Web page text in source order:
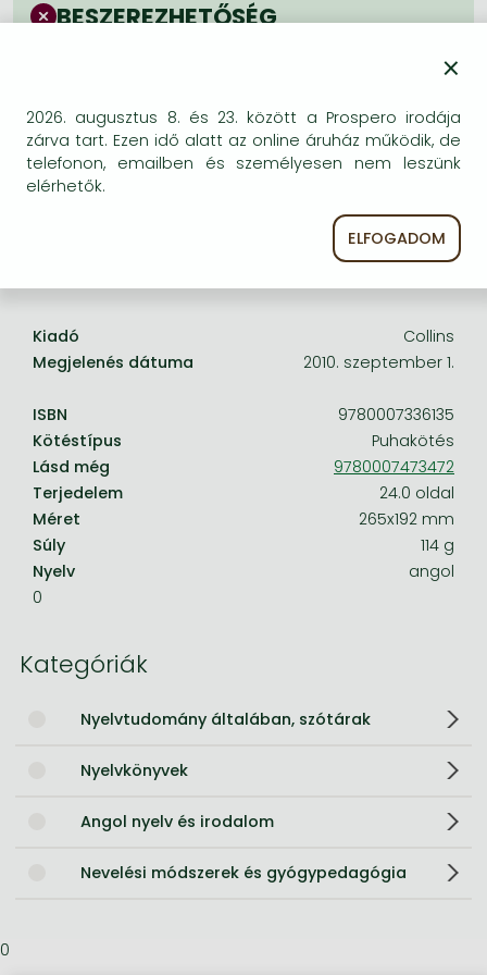
Frieren manga
BESZEREZHETŐSÉG
ügyfélszolgálatunkhoz!
Kiadó
Collins
Megjelenés dátuma
2010. szeptember 1.
ISBN
9780007336135
Kötéstípus
Puhakötés
Lásd még
9780007473472
Terjedelem
24.0 oldal
Méret
265x192 mm
Súly
114 g
Nyelv
angol
0
Kategóriák
Nyelvtudomány általában, szótárak
Nyelvkönyvek
Angol nyelv és irodalom
Nevelési módszerek és gyógypedagógia
0
×
2026. augusztus 8. és 23. között a Prospero irodája
zárva tart. Ezen idő alatt az online áruház működik, de
telefonon, emailben és személyesen nem leszünk
elérhetők.
ELFOGADOM